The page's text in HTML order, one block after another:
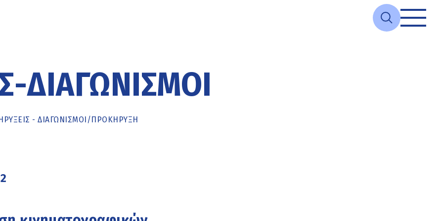
ΔΙΑΓΩΝΙΣΜΟΊ
- ΔΙΑΓΩΝΙΣΜΟΙ /ΠΡΟΚΉΡΥΞΗ